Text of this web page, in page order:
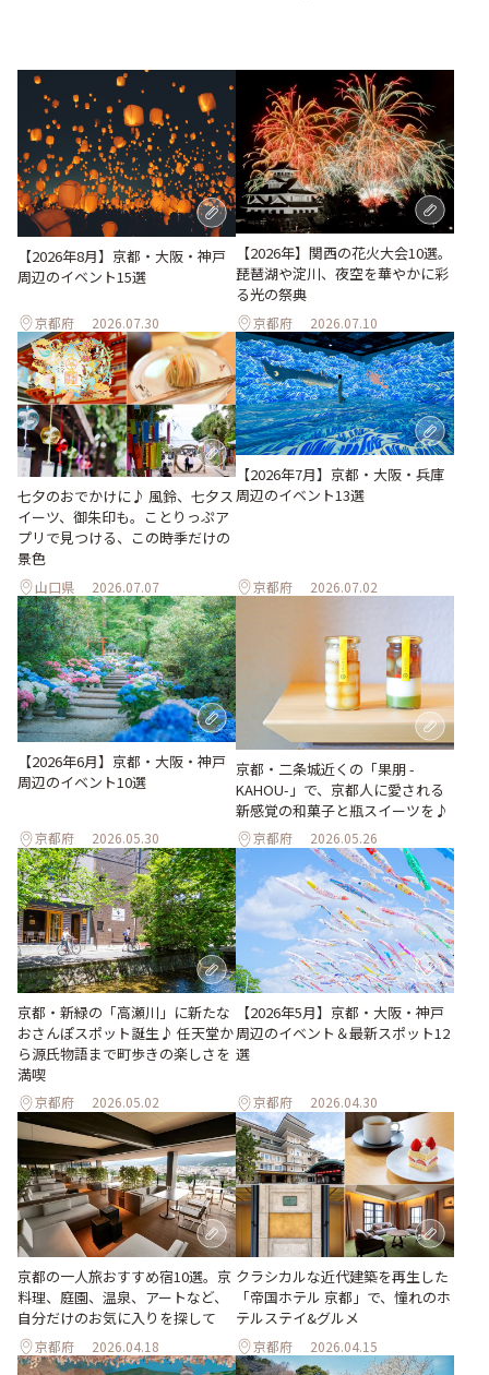
【2026年8月】京都・大阪・神戸
周辺のイベント15選
京都府 2026.07.30
【2026年】関西の花火大会10選。
琵琶湖や淀川、夜空を華やかに彩
る光の祭典
京都府 2026.07.10
七夕のおでかけに♪ 風鈴、七夕ス
イーツ、御朱印も。ことりっぷア
プリで見つける、この時季だけの
景色
山口県 2026.07.07
【2026年7月】京都・大阪・兵庫
周辺のイベント13選
京都府 2026.07.02
【2026年6月】京都・大阪・神戸
周辺のイベント10選
京都府 2026.05.30
京都・二条城近くの「果朋 -
KAHOU-」で、京都人に愛される
新感覚の和菓子と瓶スイーツを♪
京都府 2026.05.26
京都・新緑の「高瀬川」に新たな
おさんぽスポット誕生♪ 任天堂か
ら源氏物語まで町歩きの楽しさを
満喫
京都府 2026.05.02
【2026年5月】京都・大阪・神戸
周辺のイベント＆最新スポット12
選
京都府 2026.04.30
京都の一人旅おすすめ宿10選。京
料理、庭園、温泉、アートなど、
自分だけのお気に入りを探して
京都府 2026.04.18
クラシカルな近代建築を再生した
「帝国ホテル 京都」で、憧れのホ
テルステイ&グルメ
京都府 2026.04.15